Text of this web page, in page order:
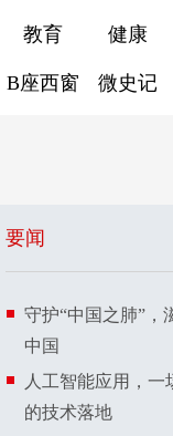
教育 健康
B座西窗 微史记
要闻
守护“中国之肺”，
中国
人工智能应用，一
的技术落地